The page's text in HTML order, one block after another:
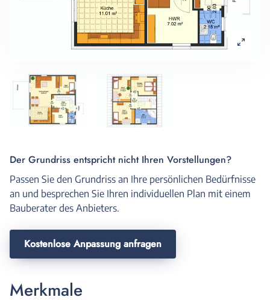
Der Grundriss entspricht nicht Ihren Vorstellungen?
Passen Sie den Grundriss an Ihre persönlichen Bedürfnisse
an und besprechen Sie Ihren individuellen Plan mit einem
Bauberater des Anbieters.
Kostenlose Anpassung anfragen
Merkmale